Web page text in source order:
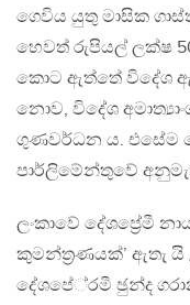
ගෙවිය යුතු මාසික
හෙවත් රුපියල් ලක්ෂ
කොට ඇත්තේ විදේශ
නොව, විදේශ
ගුණවර්ධන ය. එසේම
පාර්ලිමේන්තුවේ
ලංකාවේ දේශප්‍රේමී
කුමන්ත‍්‍රණයක්’ ඇතැ
දේශපේ‍්‍රමී ඡුන්ද